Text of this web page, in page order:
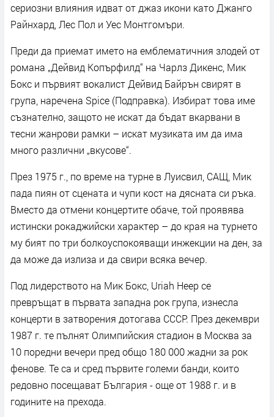
сериозни влияния идват от джаз икони като Джанго
Райнхард, Лес Пол и Уес Монтгомъри.
Преди да приемат името на емблематичния злодей от
романа „Дейвид Копърфилд“ на Чарлз Дикенс, Мик
Бокс и първият вокалист Дейвид Байрън свирят в
група, наречена Spice (Подправка). Избират това име
съзнателно, защото не искат да бъдат вкарвани в
тесни жанрови рамки – искат музиката им да има
много различни „вкусове“.
През 1975 г., по време на турне в Луисвил, САЩ, Мик
пада пиян от сцената и чупи кост на дясната си ръка.
Вместо да отмени концертите обаче, той проявява
истински рокаджийски характер – до края на турнето
му бият по три болкоуспокояващи инжекции на ден, за
да може да излиза и да свири всяка вечер.
Под лидерството на Мик Бокс, Uriah Heep се
превръщат в първата западна рок група, изнесла
концерти в затворения дотогава СССР. През декември
1987 г. те пълнят Олимпийския стадион в Москва за
10 поредни вечери пред общо 180 000 жадни за рок
фенове. Те са и сред първите големи банди, които
редовно посещават България - още от 1988 г. и в
годините на прехода.